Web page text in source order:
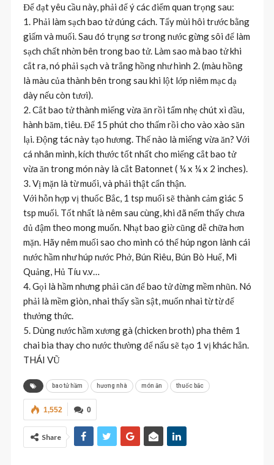
Để đạt yêu cầu này, phải để ý các điểm quan trọng sau:
1. Phải làm sạch bao tử đúng cách. Tẩy mùi hôi trước bằng
giấm và muối. Sau đó trụng sơ trong nước gừng sôi để làm
sạch chất nhờn bên trong bao tử. Làm sao mà bao tử khi
cắt ra, nó phải sạch và trắng hồng như hình 2. (màu hồng
là màu của thành bên trong sau khi lột lớp niêm mạc dạ
dày nếu còn tươi).
2. Cắt bao tử thành miếng vừa ăn rồi tẩm nhẹ chút xì đầu,
hành băm, tiêu. Để 15 phút cho thấm rồi cho vào xào săn
lại. Động tác này tạo hương. Thế nào là miếng vừa ăn? Với
cá nhân mình, kích thước tốt nhất cho miếng cắt bao tử
vừa ăn trong món này là cắt Batonnet ( ¼ x ¼ x 2 inches).
3. Vị mặn là từ muối, và phải thật cẩn thận.
Với hỗn hợp vị thuốc Bắc, 1 tsp muối sẽ thành cảm giác 5
tsp muối. Tốt nhất là nêm sau cùng, khi đã nếm thấy chưa
đủ đậm theo mong muốn. Nhạt bao giờ cũng dễ chữa hơn
mặn. Hãy nêm muối sao cho mình có thể húp ngon lành cái
nước hầm như húp nước Phở, Bún Riêu, Bún Bò Huế, Mì
Quảng, Hủ Tíu v.v…
4. Gọi là hầm nhưng phải căn để bao tử đừng mềm nhũn. Nó
phải là mềm giòn, nhai thấy sần sật, muốn nhai từ từ để
thưởng thức.
5. Dùng nước hầm xương gà (chicken broth) pha thêm 1
chai bia thay cho nước thường để nấu sẽ tạo 1 vị khác hẳn.
THÁI VŨ
bao tử hầm hương nhà món ăn thuốc bắc
0
1,552
Share